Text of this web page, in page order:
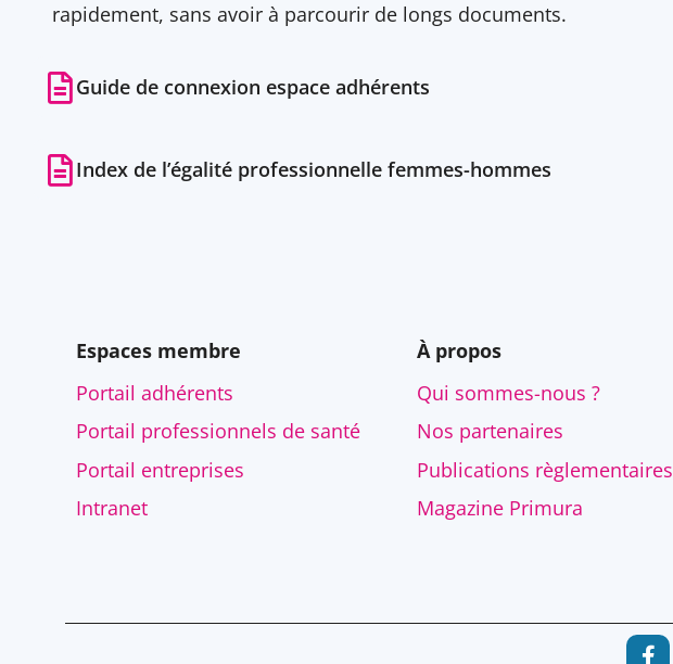
rapidement, sans avoir à parcourir de longs documents.
Guide de connexion espace adhérents
Index de l’égalité professionnelle femmes-hommes
Espaces membre
Portail adhérents
Portail professionnels de santé
Portail entreprises
Intranet
À propos
Qui sommes-nous ?
Nos partenaires
Publications règlementaires
Magazine Primura